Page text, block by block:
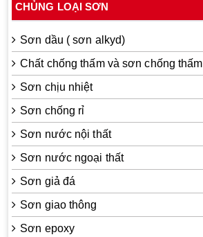
CHỦNG LOẠI SƠN
Sơn dầu ( sơn alkyd)
Chất chống thấm và sơn chống thấm
Sơn chịu nhiệt
Sơn chống rỉ
Sơn nước nội thất
Sơn nước ngoại thất
Sơn giả đá
Sơn giao thông
Sơn epoxy